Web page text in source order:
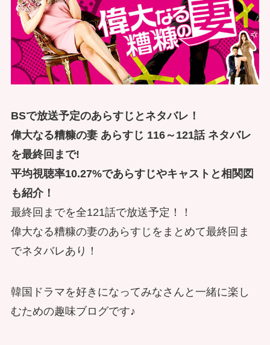
BSで放送予定のあらすじとネタバレ！
偉大なる糟糠の妻 あらすじ 116～121話 ネタバレ
を最終回まで!
平均視聴率10.27%であらすじやキャストと相関図
も紹介！
最終回までを全121話で放送予定！！
偉大なる糟糠の妻のあらすじをまとめて最終回ま
でネタバレあり！
韓国ドラマを好きになってみなさんと一緒に楽し
むための趣味ブログです♪